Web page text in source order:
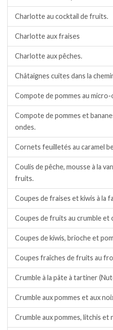
Charlotte au cocktail de fruits.
Charlotte aux fraises
Charlotte aux pêches.
Châtaignes cuites dans la
Compote de pommes au micro-
Compote de pommes et
ondes.
Cornets feuilletés au caramel
Coulis de pêche, mousse à la
fruits.
Coupes de fraises et kiwis à la
Coupes de fruits au crumble et
Coupes de kiwis, brioche et
Coupes fraîches de fruits au
Crumble à la pâte à tartiner
Crumble aux pommes et aux
Crumble aux pommes, litchis et